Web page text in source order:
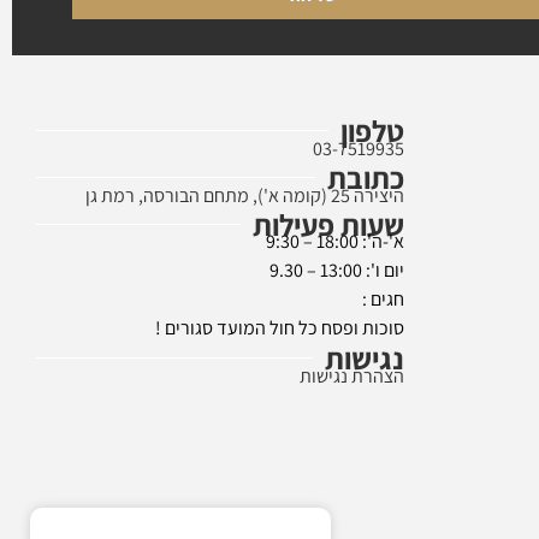
טלפון
03-7519935
כתובת
היצירה 25 (קומה א'), מתחם הבורסה, רמת גן
שעות פעילות
א'-ה': 18:00 – 9:30
יום ו': 13:00 – 9.30
חגים :
סוכות ופסח כל חול המועד סגורים !
נגישות
הצהרת נגישות